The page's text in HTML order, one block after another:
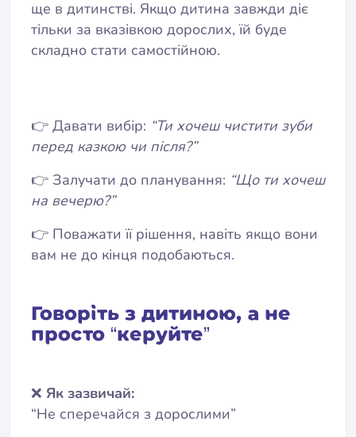
ще в дитинстві. Якщо дитина завжди діє
тільки за вказівкою дорослих, їй буде
складно стати самостійною.
👉 Давати вибір: “Ти хочеш чистити зуби
перед казкою чи після?”
👉 Залучати до планування: “Що ти хочеш
на вечерю?”
👉 Поважати її рішення, навіть якщо вони
вам не до кінця подобаються.
Говоріть з дитиною, а не
просто “керуйте”
❌ Як зазвичай:
“Не сперечайся з дорослими”